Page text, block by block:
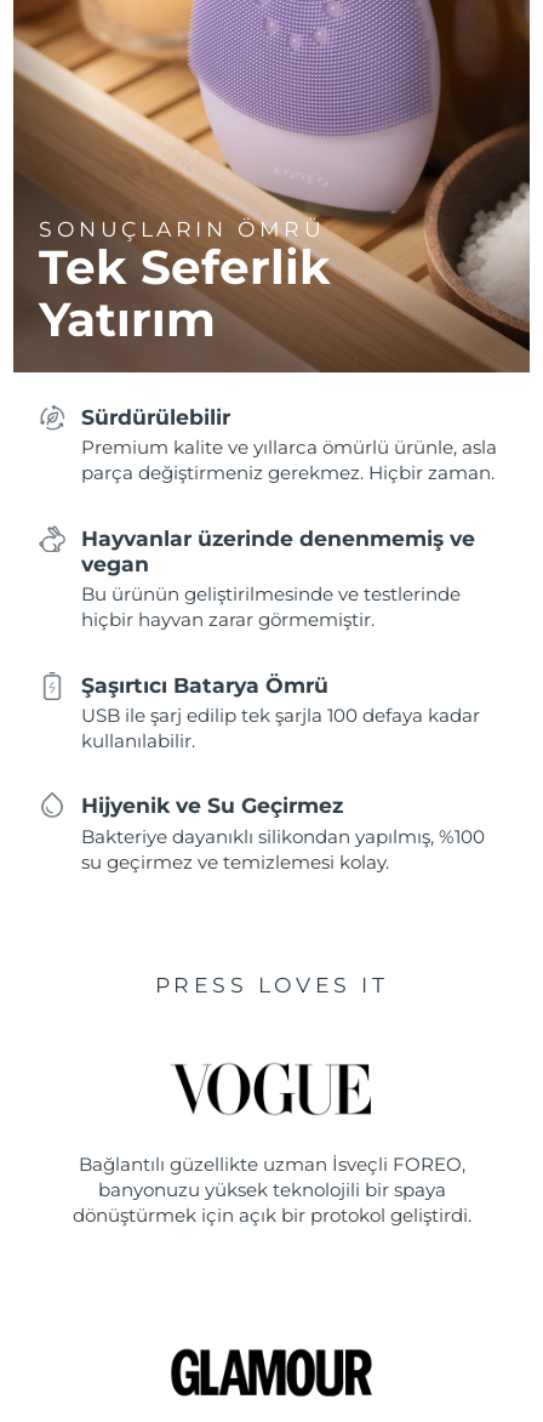
SONUÇLARIN ÖMRÜ
Tek Seferlik
Yatırım
Sürdürülebilir
Premium kalite ve yıllarca ömürlü ürünle, asla
parça değiştirmeniz gerekmez. Hiçbir zaman.
Hayvanlar üzerinde denenmemiş ve
vegan
Bu ürünün geliştirilmesinde ve testlerinde
hiçbir hayvan zarar görmemiştir.
Şaşırtıcı Batarya Ömrü
USB ile şarj edilip tek şarjla 100 defaya kadar
kullanılabilir.
Hijyenik ve Su Geçirmez
Bakteriye dayanıklı silikondan yapılmış, %100
su geçirmez ve temizlemesi kolay.
PRESS LOVES IT
Bağlantılı güzellikte uzman İsveçli FOREO,
banyonuzu yüksek teknolojili bir spaya
dönüştürmek için açık bir protokol geliştirdi.